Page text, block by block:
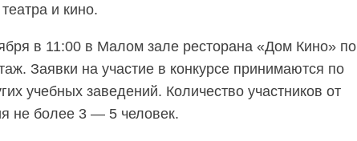
и кино.
в 11:00 в Малом зале ресторана «Дом Кино» по
Заявки на участие в конкурсе принимаются по
учебных заведений. Количество участников от
не более 3 — 5 человек.